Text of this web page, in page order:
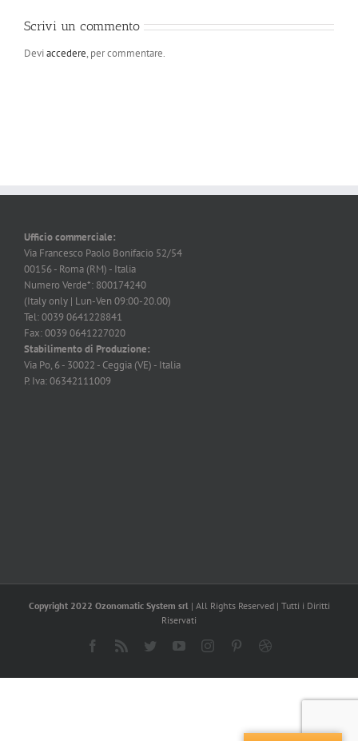
Scrivi un commento
Deviaccedere, per commentare.
Ufficio commerciale:
Via Francesco Paolo Bonifacio 52/54
00156 - Roma (RM) - Italia
Numero Verde*: 800174240
(Italy only | Lun-Ven 09:00-20.00)
Tel: 0039 0641228841
Fax: 0039 0641227020
Stabilimento di Produzione:
Via Po, 6 - 30022 - Ceggia (VE) - Italia
P. Iva: 06342111009
Copyright 2022 Ozonomatic System srl | All Rights Reserved | Tutti i Diritti
Riservati
Facebook
Rss TwitterYouTubeInstagramPinterestDribbble